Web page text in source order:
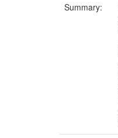
Summary: